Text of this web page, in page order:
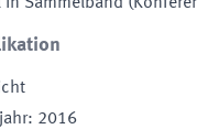
: 2016